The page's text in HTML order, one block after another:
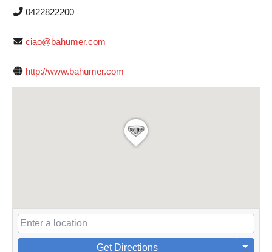
0422822200
ciao@bahumer.com
http://www.bahumer.com
Get Directions